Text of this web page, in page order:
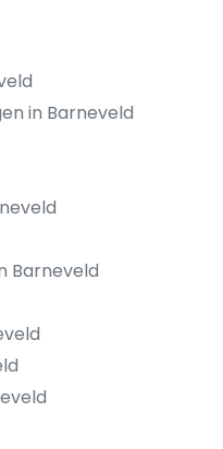
in Barneveld
Barneveld